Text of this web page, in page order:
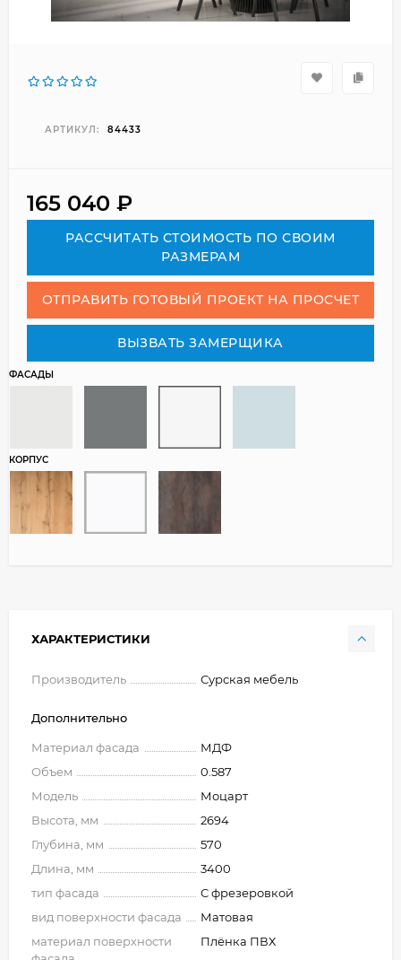
АРТИКУЛ: 84433
165 040 ₽
РАСCЧИТАТЬ СТОИМОСТЬ ПО СВОИМ
РАЗМЕРАМ
ОТПРАВИТЬ ГОТОВЫЙ ПРОЕКТ НА ПРОСЧЕТ
ВЫЗВАТЬ ЗАМЕРЩИКА
ФАСАДЫ
КОРПУС
ХАРАКТЕРИСТИКИ
Производитель Сурская мебель
Дополнительно
Материал фасада
МДФ
Объем
0.587
Модель
Моцарт
Высота, мм
2694
Глубина, мм
570
Длина, мм
3400
тип фасада
С фрезеровкой
вид поверхности фасада
Матовая
материал поверхности
Плёнка ПВХ